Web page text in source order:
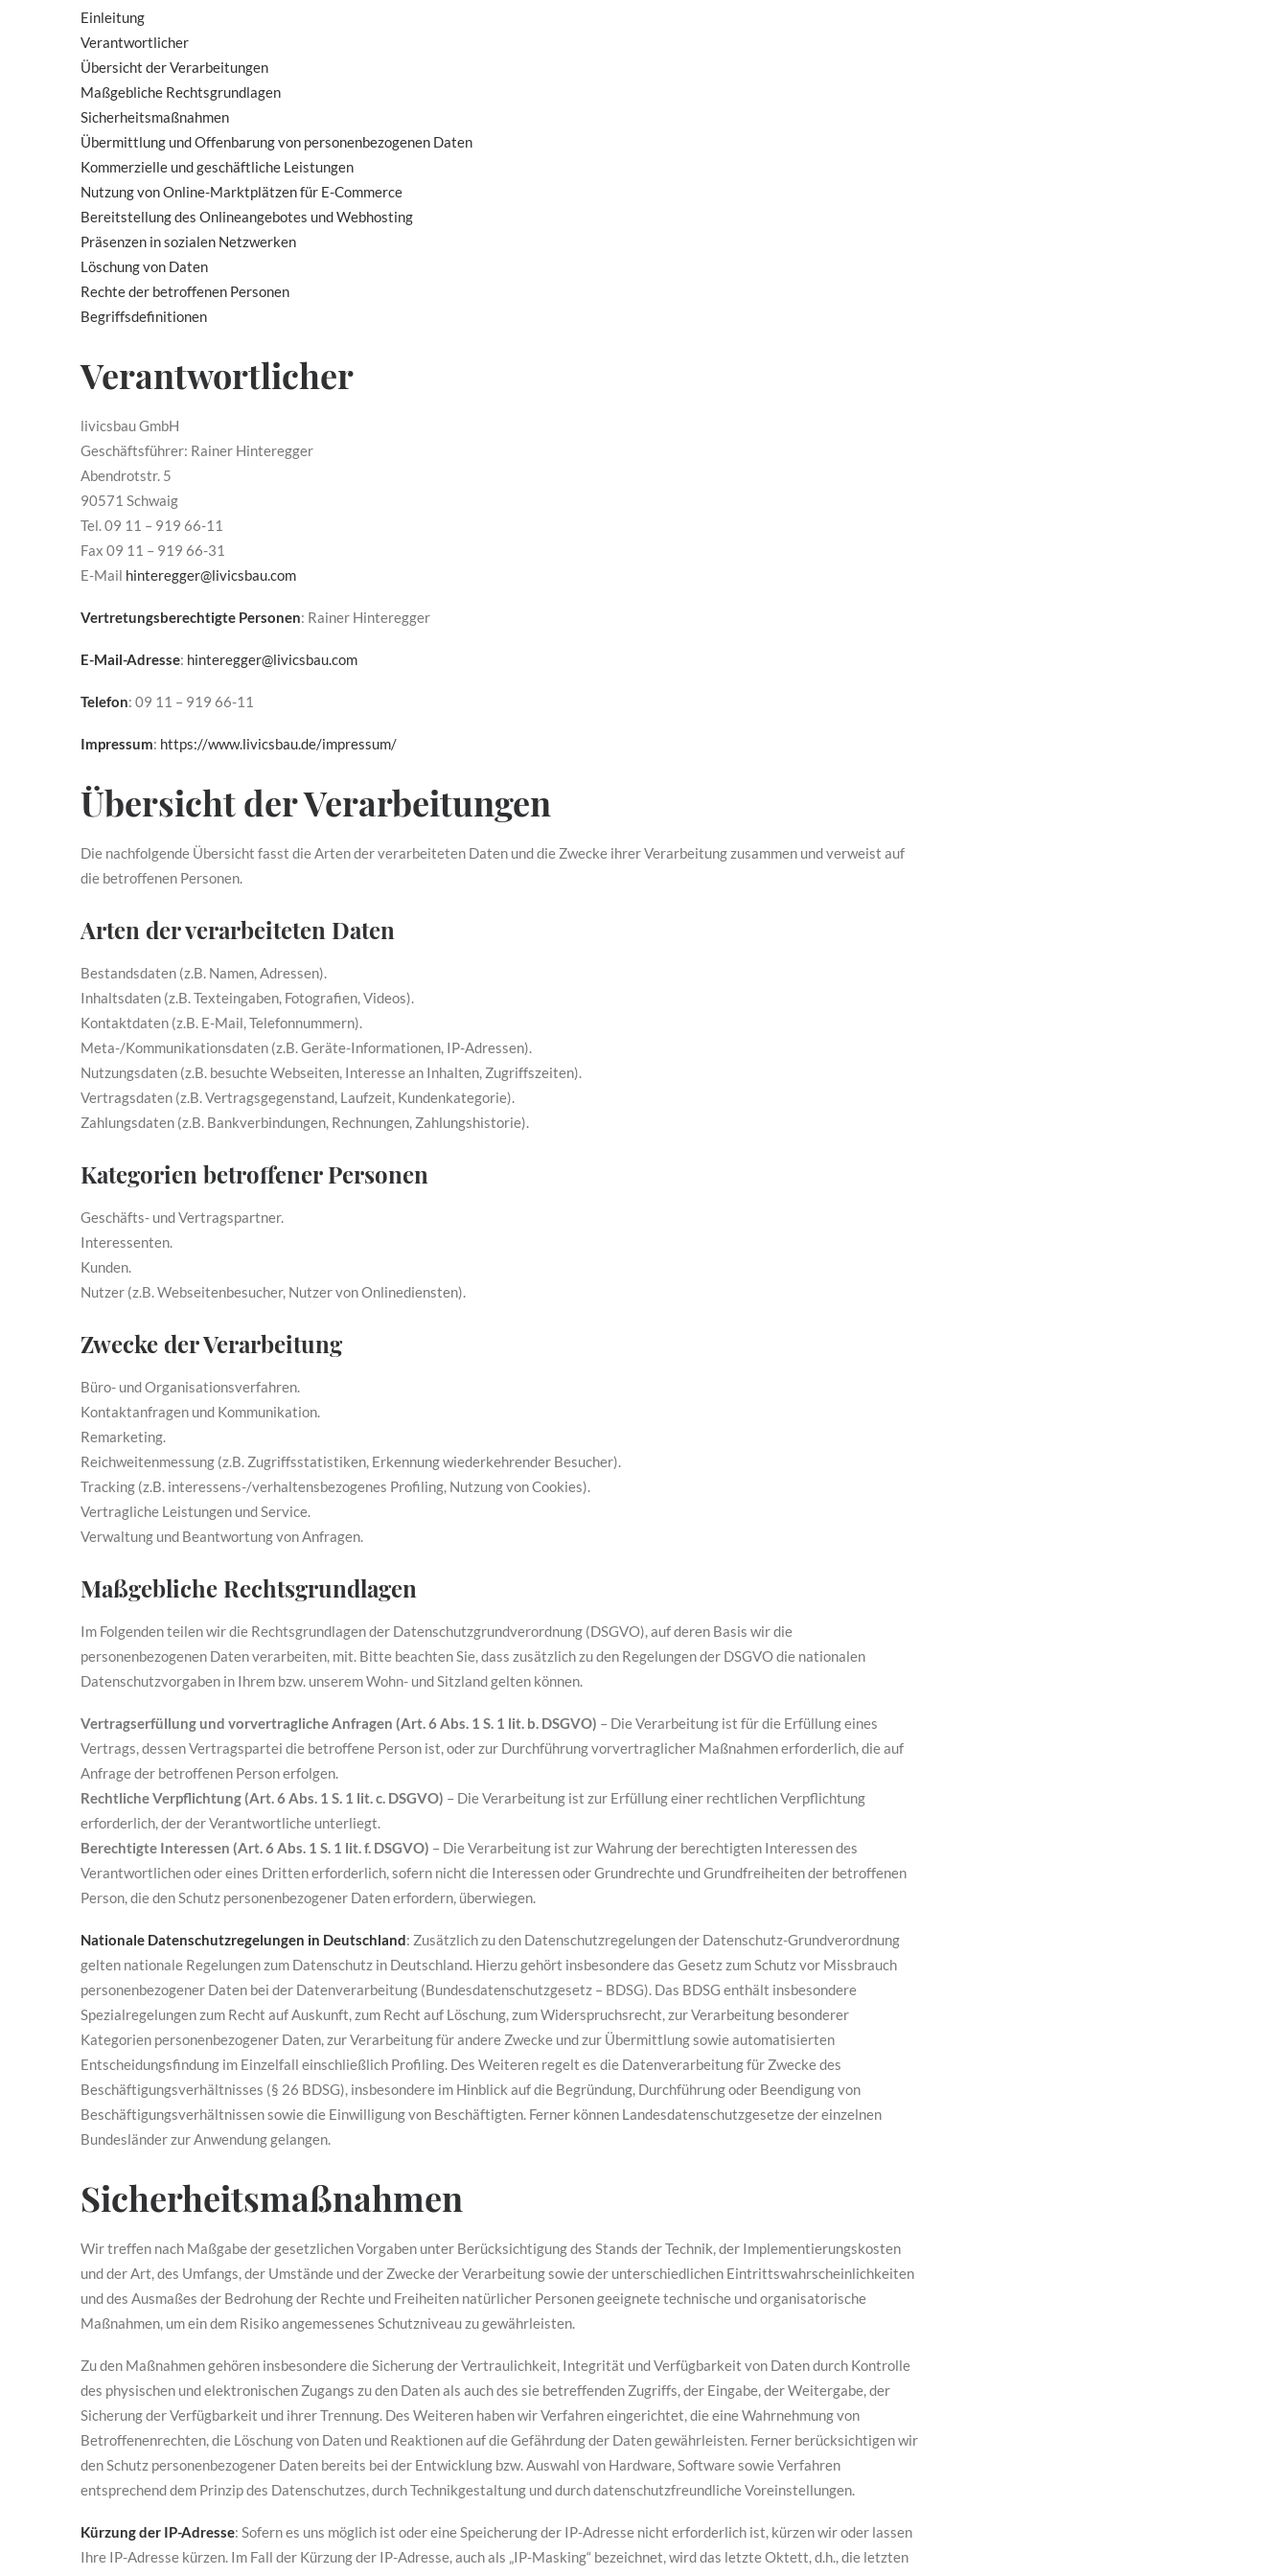
Einleitung
Verantwortlicher
Übersicht der Verarbeitungen
Maßgebliche Rechtsgrundlagen
Sicherheitsmaßnahmen
Übermittlung und Offenbarung von personenbezogenen Daten
Kommerzielle und geschäftliche Leistungen
Nutzung von Online-Marktplätzen für E-Commerce
Bereitstellung des Onlineangebotes und Webhosting
Präsenzen in sozialen Netzwerken
Löschung von Daten
Rechte der betroffenen Personen
Begriffsdefinitionen
Verantwortlicher
livicsbau GmbH
Geschäftsführer: Rainer Hinteregger
Abendrotstr. 5
90571 Schwaig
Tel. 09 11 – 919 66-11
Fax 09 11 – 919 66-31
E-Mail hinteregger@livicsbau.com
Vertretungsberechtigte Personen: Rainer Hinteregger
E-Mail-Adresse: hinteregger@livicsbau.com
Telefon: 09 11 – 919 66-11
Impressum: https://www.livicsbau.de/impressum/
Übersicht der Verarbeitungen
Die nachfolgende Übersicht fasst die Arten der verarbeiteten Daten und die Zwecke ihrer Verarbeitung zusammen und verweist auf
die betroffenen Personen.
Arten der verarbeiteten Daten
Bestandsdaten (z.B. Namen, Adressen).
Inhaltsdaten (z.B. Texteingaben, Fotografien, Videos).
Kontaktdaten (z.B. E-Mail, Telefonnummern).
Meta-/Kommunikationsdaten (z.B. Geräte-Informationen, IP-Adressen).
Nutzungsdaten (z.B. besuchte Webseiten, Interesse an Inhalten, Zugriffszeiten).
Vertragsdaten (z.B. Vertragsgegenstand, Laufzeit, Kundenkategorie).
Zahlungsdaten (z.B. Bankverbindungen, Rechnungen, Zahlungshistorie).
Kategorien betroffener Personen
Geschäfts- und Vertragspartner.
Interessenten.
Kunden.
Nutzer (z.B. Webseitenbesucher, Nutzer von Onlinediensten).
Zwecke der Verarbeitung
Büro- und Organisationsverfahren.
Kontaktanfragen und Kommunikation.
Remarketing.
Reichweitenmessung (z.B. Zugriffsstatistiken, Erkennung wiederkehrender Besucher).
Tracking (z.B. interessens-/verhaltensbezogenes Profiling, Nutzung von Cookies).
Vertragliche Leistungen und Service.
Verwaltung und Beantwortung von Anfragen.
Maßgebliche Rechtsgrundlagen
Im Folgenden teilen wir die Rechtsgrundlagen der Datenschutzgrundverordnung (DSGVO), auf deren Basis wir die
personenbezogenen Daten verarbeiten, mit. Bitte beachten Sie, dass zusätzlich zu den Regelungen der DSGVO die nationalen
Datenschutzvorgaben in Ihrem bzw. unserem Wohn- und Sitzland gelten können.
Vertragserfüllung und vorvertragliche Anfragen (Art. 6 Abs. 1 S. 1 lit. b. DSGVO) – Die Verarbeitung ist für die Erfüllung eines
Vertrags, dessen Vertragspartei die betroffene Person ist, oder zur Durchführung vorvertraglicher Maßnahmen erforderlich, die auf
Anfrage der betroffenen Person erfolgen.
Rechtliche Verpflichtung (Art. 6 Abs. 1 S. 1 lit. c. DSGVO) – Die Verarbeitung ist zur Erfüllung einer rechtlichen Verpflichtung
erforderlich, der der Verantwortliche unterliegt.
Berechtigte Interessen (Art. 6 Abs. 1 S. 1 lit. f. DSGVO) – Die Verarbeitung ist zur Wahrung der berechtigten Interessen des
Verantwortlichen oder eines Dritten erforderlich, sofern nicht die Interessen oder Grundrechte und Grundfreiheiten der betroffenen
Person, die den Schutz personenbezogener Daten erfordern, überwiegen.
Nationale Datenschutzregelungen in Deutschland: Zusätzlich zu den Datenschutzregelungen der Datenschutz-Grundverordnung
gelten nationale Regelungen zum Datenschutz in Deutschland. Hierzu gehört insbesondere das Gesetz zum Schutz vor Missbrauch
personenbezogener Daten bei der Datenverarbeitung (Bundesdatenschutzgesetz – BDSG). Das BDSG enthält insbesondere
Spezialregelungen zum Recht auf Auskunft, zum Recht auf Löschung, zum Widerspruchsrecht, zur Verarbeitung besonderer
Kategorien personenbezogener Daten, zur Verarbeitung für andere Zwecke und zur Übermittlung sowie automatisierten
Entscheidungsfindung im Einzelfall einschließlich Profiling. Des Weiteren regelt es die Datenverarbeitung für Zwecke des
Beschäftigungsverhältnisses (§ 26 BDSG), insbesondere im Hinblick auf die Begründung, Durchführung oder Beendigung von
Beschäftigungsverhältnissen sowie die Einwilligung von Beschäftigten. Ferner können Landesdatenschutzgesetze der einzelnen
Bundesländer zur Anwendung gelangen.
Sicherheitsmaßnahmen
Wir treffen nach Maßgabe der gesetzlichen Vorgaben unter Berücksichtigung des Stands der Technik, der Implementierungskosten
und der Art, des Umfangs, der Umstände und der Zwecke der Verarbeitung sowie der unterschiedlichen Eintrittswahrscheinlichkeiten
und des Ausmaßes der Bedrohung der Rechte und Freiheiten natürlicher Personen geeignete technische und organisatorische
Maßnahmen, um ein dem Risiko angemessenes Schutzniveau zu gewährleisten.
Zu den Maßnahmen gehören insbesondere die Sicherung der Vertraulichkeit, Integrität und Verfügbarkeit von Daten durch Kontrolle
des physischen und elektronischen Zugangs zu den Daten als auch des sie betreffenden Zugriffs, der Eingabe, der Weitergabe, der
Sicherung der Verfügbarkeit und ihrer Trennung. Des Weiteren haben wir Verfahren eingerichtet, die eine Wahrnehmung von
Betroffenenrechten, die Löschung von Daten und Reaktionen auf die Gefährdung der Daten gewährleisten. Ferner berücksichtigen wir
den Schutz personenbezogener Daten bereits bei der Entwicklung bzw. Auswahl von Hardware, Software sowie Verfahren
entsprechend dem Prinzip des Datenschutzes, durch Technikgestaltung und durch datenschutzfreundliche Voreinstellungen.
Kürzung der IP-Adresse: Sofern es uns möglich ist oder eine Speicherung der IP-Adresse nicht erforderlich ist, kürzen wir oder lassen
Ihre IP-Adresse kürzen. Im Fall der Kürzung der IP-Adresse, auch als „IP-Masking“ bezeichnet, wird das letzte Oktett, d.h., die letzten